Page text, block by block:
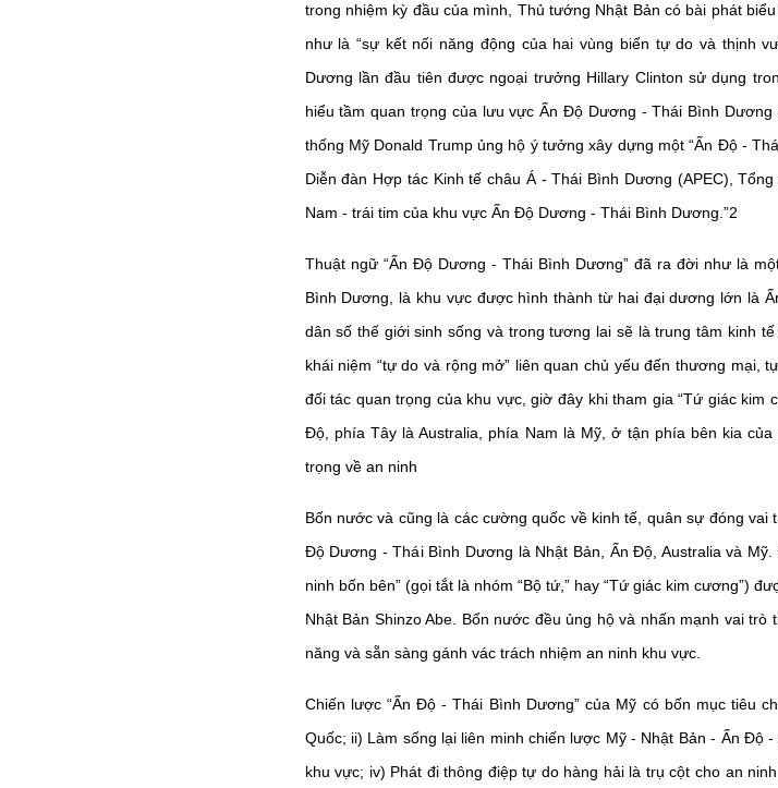
trong nhiệm kỳ đầu của mình, Thủ tướng Nhật Bản có bài phát
như là “sự kết nối năng động của hai vùng biển tự do và thịnh
Dương lần đầu tiên được ngoại trưởng Hillary Clinton sử dụng
hiểu tầm quan trọng của lưu vực Ấn Độ Dương - Thái Bình
thống Mỹ Donald Trump ủng hộ ý tưởng xây dựng một “Ấn Độ -
Diễn đàn Hợp tác Kinh tế châu Á - Thái Bình Dương (APEC),
Nam - trái tim của khu vực Ấn Độ Dương - Thái Bình Dương.”2
Thuật ngữ “Ấn Độ Dương - Thái Bình Dương” đã ra đời như là
Bình Dương, là khu vực được hình thành từ hai đại dương lớn là
dân số thế giới sinh sống và trong tương lai sẽ là trung tâm kinh
khái niệm “tự do và rộng mở” liên quan chủ yếu đến thương mại,
đối tác quan trọng của khu vực, giờ đây khi tham gia “Tứ giác kim
Độ, phía Tây là Australia, phía Nam là Mỹ, ở tận phía bên kia
trọng về an ninh
Bốn nước và cũng là các cường quốc về kinh tế, quân sự đóng
Độ Dương - Thái Bình Dương là Nhật Bản, Ấn Độ, Australia và
ninh bốn bên” (gọi tắt là nhóm “Bộ tứ,” hay “Tứ giác kim cương”)
Nhật Bản Shinzo Abe. Bốn nước đều ủng hộ và nhấn mạnh vai
năng và sẵn sàng gánh vác trách nhiệm an ninh khu vực.
Chiến lược “Ấn Độ - Thái Bình Dương” của Mỹ có bốn mục tiêu
Quốc; ii) Làm sống lại liên minh chiến lược Mỹ - Nhật Bản - Ấn Độ
khu vực; iv) Phát đi thông điệp tự do hàng hải là trụ cột cho an